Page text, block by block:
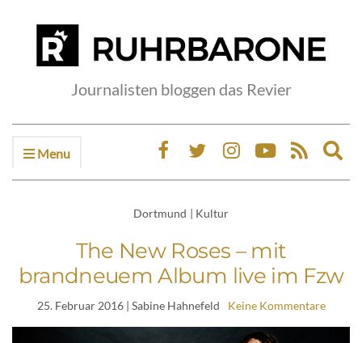
Journalisten bloggen das Revier
Menu
Dortmund | Kultur
The New Roses – mit
brandneuem Album live im Fzw
25. Februar 2016| Sabine Hahnefeld Keine Kommentare